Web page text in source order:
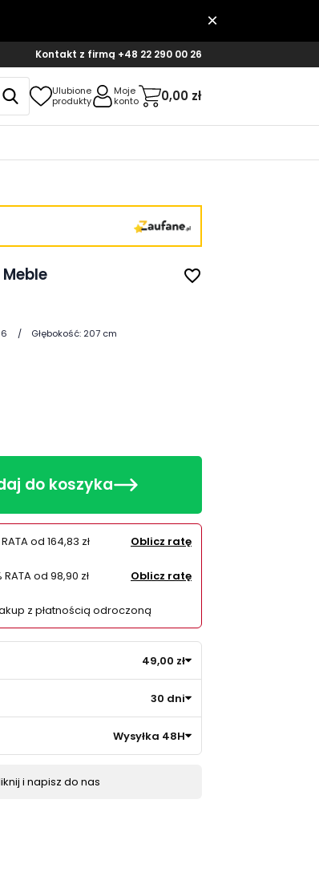
Kontakt z firmą +48 22 290 00 26
Ulubione
produkty
Moje
konto
0,00 zł
favorite_border
Głębokość: 207 cm
do koszyka
od 164,83 zł Oblicz ratę
RATA od 98,90 zł Oblicz ratę
z płatnością odroczoną
49,00 zł
30 dni
Wysyłka 48H
i napisz do nas